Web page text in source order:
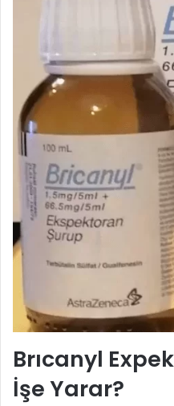
Brıcanyl
İşe Yarar?